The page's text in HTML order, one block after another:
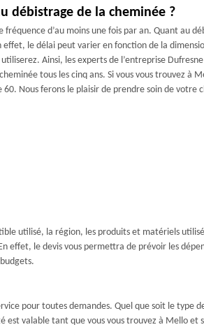
débistrage de la cheminée ?
d’au moins une fois par an. Quant au
le délai peut varier en fonction de la
Ainsi, les experts de l’entreprise Dufresne
tous les cinq ans. Si vous vous trouvez à
Nous ferons le plaisir de prendre soin de votre
utilisé, la région, les produits et matériels
effet, le devis vous permettra de prévoir les
pour toutes demandes. Quel que soit le type
valable tant que vous vous trouvez à Mello et